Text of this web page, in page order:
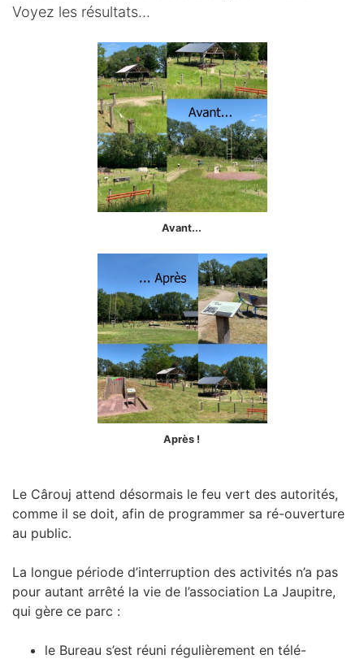
Voyez les résultats...
Avant...
Après !
Le Cârouj attend désormais le feu vert des autorités,
comme il se doit, afin de programmer sa ré-ouverture
au public.
La longue période d’interruption des activités n’a pas
pour autant arrêté la vie de l’association La Jaupitre,
qui gère ce parc :
le Bureau s’est réuni régulièrement en télé-